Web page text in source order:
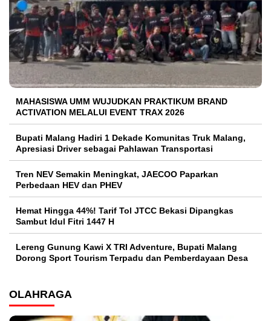
MAHASISWA UMM WUJUDKAN PRAKTIKUM BRAND
ACTIVATION MELALUI EVENT TRAX 2026
Bupati Malang Hadiri 1 Dekade Komunitas Truk Malang,
Apresiasi Driver sebagai Pahlawan Transportasi
Tren NEV Semakin Meningkat, JAECOO Paparkan
Perbedaan HEV dan PHEV
Hemat Hingga 44%! Tarif Tol JTCC Bekasi Dipangkas
Sambut Idul Fitri 1447 H
Lereng Gunung Kawi X TRI Adventure, Bupati Malang
Dorong Sport Tourism Terpadu dan Pemberdayaan Desa
OLAHRAGA